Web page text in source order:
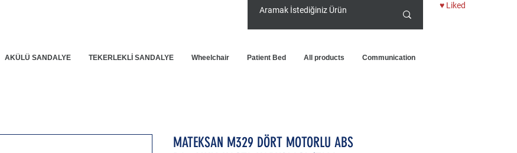
♥ Liked
AKÜLÜ SANDALYE TEKERLEKLİ SANDALYE Wheelchair Patient Bed All products Communication
MATEKSAN M329 DÖRT MOTORLU ABS